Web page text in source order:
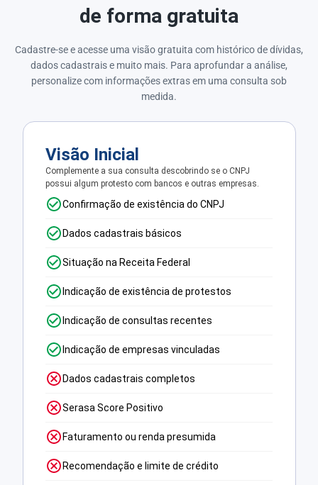
de forma gratuita
Cadastre-se e acesse uma visão gratuita com histórico de dívidas,
dados cadastrais e muito mais. Para aprofundar a análise,
personalize com informações extras em uma consulta sob
medida.
Visão Inicial
Complemente a sua consulta descobrindo se o CNPJ
possui algum protesto com bancos e outras empresas.
Confirmação de existência do CNPJ
Dados cadastrais básicos
Situação na Receita Federal
Indicação de existência de protestos
Indicação de consultas recentes
Indicação de empresas vinculadas
Dados cadastrais completos
Serasa Score Positivo
Faturamento ou renda presumida
Recomendação e limite de crédito